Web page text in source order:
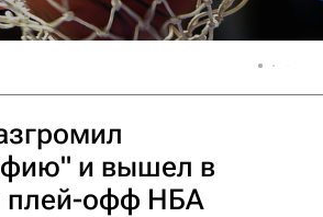
и вышел в
плей-офф НБА